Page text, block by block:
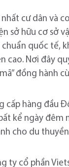
cư dân và
sở hữu cơ sở
quốc tế,
cao. Nơi đây
đồng hành
cấp hàng đầu
kể ngày đêm
cho du
ty cổ phần